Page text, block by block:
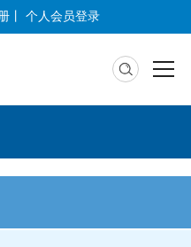
个人会员登录